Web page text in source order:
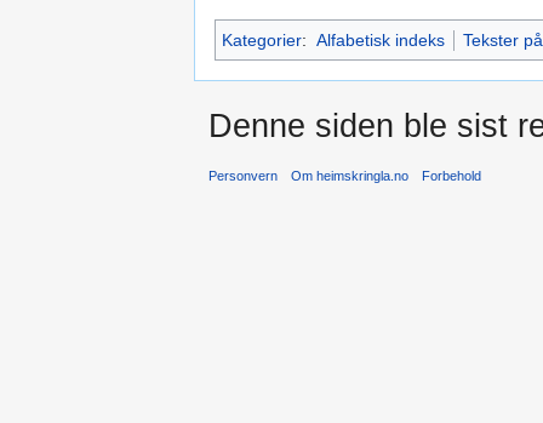
Kategorier: Alfabetisk indeks Tekster
Denne siden ble sist
Personvern Om heimskringla.no Forbehold